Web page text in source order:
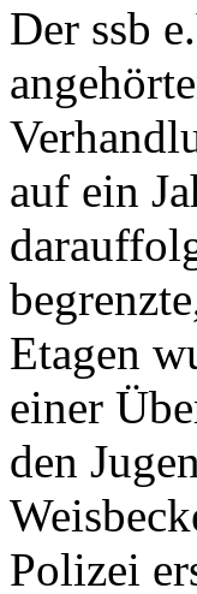
Der ssb
auf ein
Etagen
einer
den
Polizei